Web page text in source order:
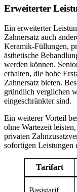
Erweiterter
Ein erweiterter
Zahnersatz auch
Keramik-Füllungen,
ästhetische
werden können.
erhalten, die hohe
Zahnersatz bieten.
gründlich verglichen
eingeschränkter sind.
Ein weiterer Vorteil
ohne Wartezeit
privaten
sofortigen Leistungen
Tarifart
Basistarif